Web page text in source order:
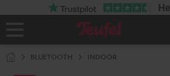
Startseite
BLUETOOTH INDOOR